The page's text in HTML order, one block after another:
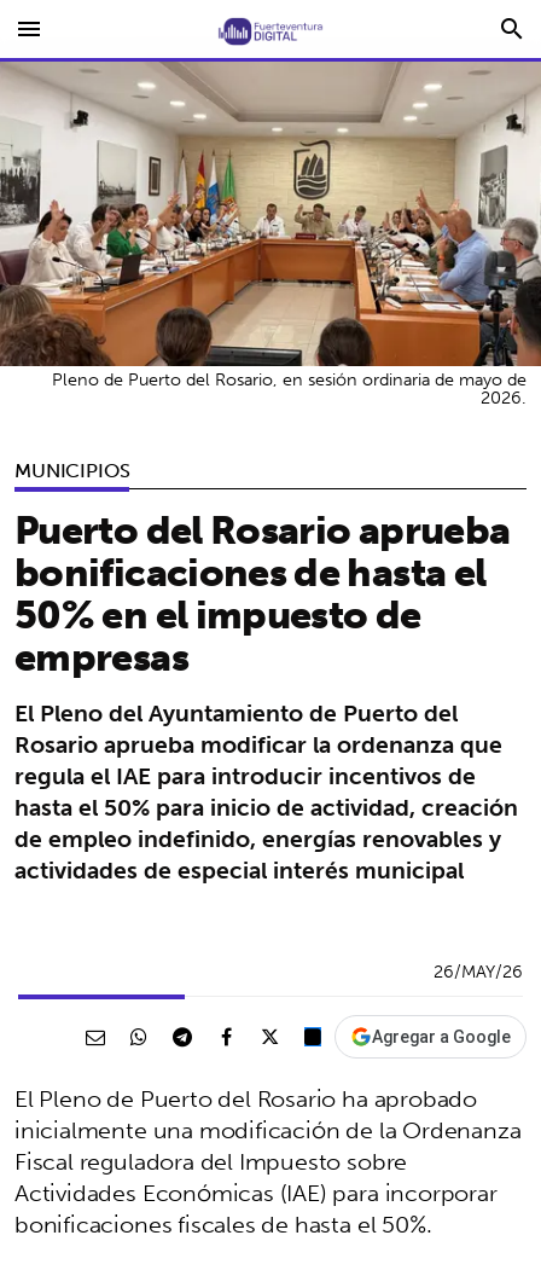
menu search
MUNICIPIOS
Puerto del Rosario aprueba
bonificaciones de hasta el
50% en el impuesto de
empresas
El Pleno del Ayuntamiento de Puerto del
Rosario aprueba modificar la ordenanza que
regula el IAE para introducir incentivos de
hasta el 50% para inicio de actividad, creación
de empleo indefinido, energías renovables y
actividades de especial interés municipal
Pleno de Puerto del Rosario, en sesión ordinaria de mayo de
2026.
26/MAY/26
Agregar a Google
El Pleno de Puerto del Rosario ha aprobado
inicialmente una modificación de la Ordenanza
Fiscal reguladora del Impuesto sobre
Actividades Económicas (IAE) para incorporar
bonificaciones fiscales de hasta el 50%.